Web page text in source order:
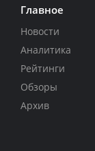
Главное
Новости
Аналитика
Рейтинги
Обзоры
Архив